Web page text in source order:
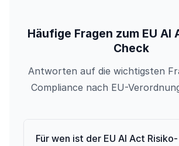
Häufige Fragen zum EU AI
Check
Antworten auf die wichtigsten
Compliance nach EU-
Für wen ist der EU AI Act Risiko-